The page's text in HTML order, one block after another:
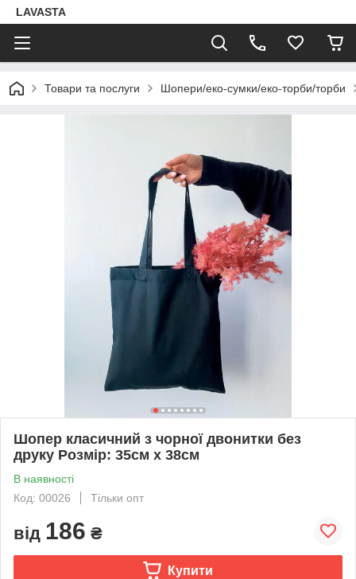
LAVASTA
Товари та послуги Шопери/еко-сумки/еко-торби/торби
Шопер класичний з чорної двонитки без
друку Розмір: 35см х 38см
В наявності
Код: 00026
Тільки опт
від 186 ₴
Купити